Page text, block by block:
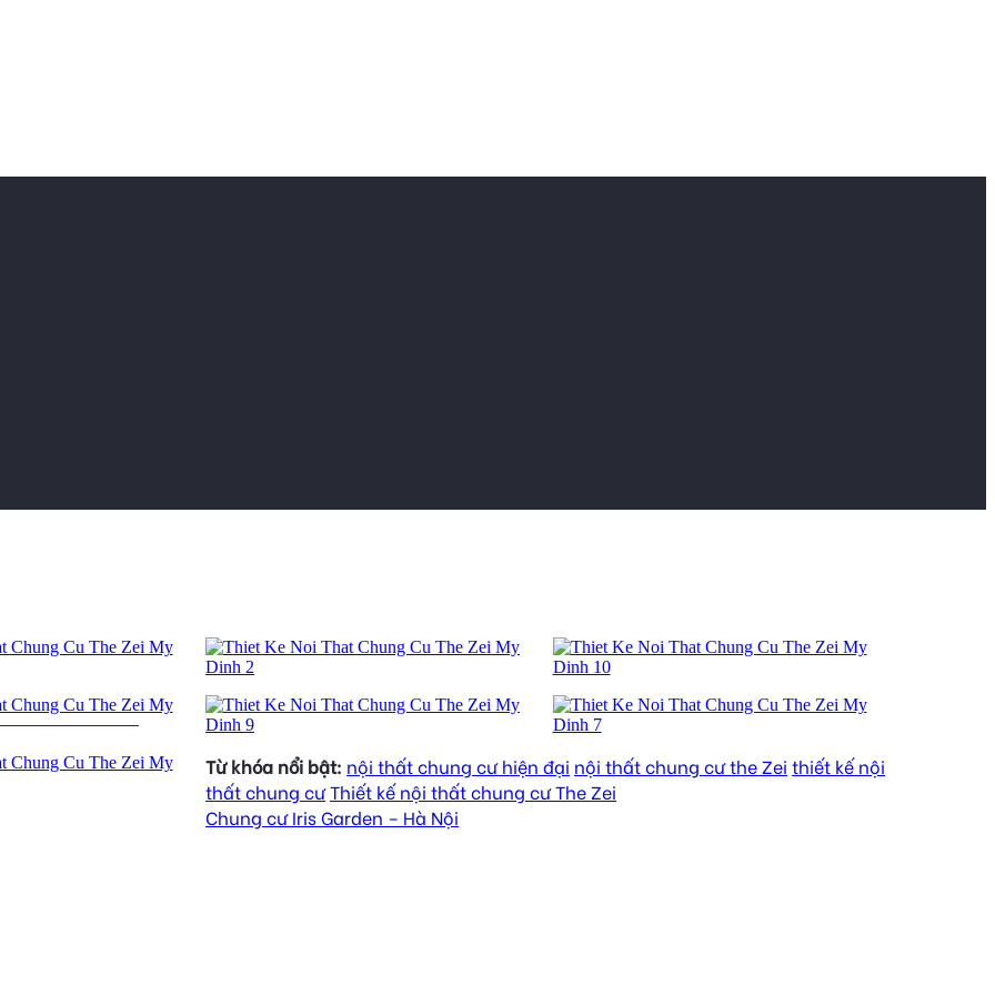
Từ khóa nổi bật: nội thất chung cư hiện đại nội thất chung cư the Zei thiết kế nội
thất chung cưThiết kế nội thất chung cư The Zei
Chung cư Iris Garden – Hà Nội